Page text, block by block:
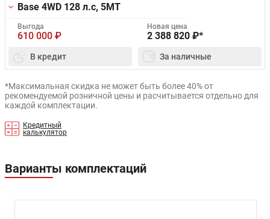
Base 4WD 128 л.с, 5MT
Выгода
610 000 ₽
Новая цена
2 388 820 ₽*
В кредит За наличные
*Максимальная скидка не может быть более 40% от
рекомендуемой розничной цены и расчитывается отдельно для
каждой комплектации.
Кредитный
калькулятор
Варианты комплектаций